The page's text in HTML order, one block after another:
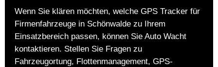
Wenn Sie klären möchten, welche GPS Tracker für
Firmenfahrzeuge in Schönwalde zu Ihrem
Einsatzbereich passen, können Sie Auto Wacht
kontaktieren. Stellen Sie Fragen zu
Fahrzeugortung, Flottenmanagement, GPS-